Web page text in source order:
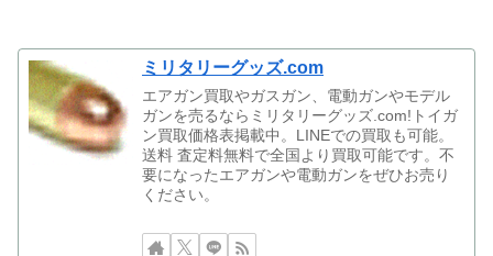
ミリタリーグッズ.com
エアガン買取やガスガン、電動ガンやモデル
ガンを売るならミリタリーグッズ.com!トイガ
ン買取価格表掲載中。LINEでの買取も可能。
送料 査定料無料で全国より買取可能です。不
要になったエアガンや電動ガンをぜひお売り
ください。